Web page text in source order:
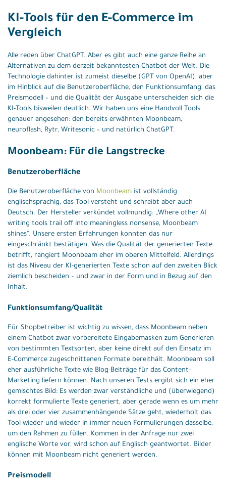
KI-Tools für den E-Commerce im
Vergleich
Alle reden über ChatGPT. Aber es gibt auch eine ganze Reihe an
Alternativen zu dem derzeit bekanntesten Chatbot der Welt. Die
Technologie dahinter ist zumeist dieselbe (GPT von OpenAI), aber
im Hinblick auf die Benutzeroberfläche, den Funktionsumfang, das
Preismodell – und die Qualität der Ausgabe unterscheiden sich die
KI-Tools bisweilen deutlich. Wir haben uns eine Handvoll Tools
genauer angesehen: den bereits erwähnten Moonbeam,
neuroflash, Rytr, Writesonic – und natürlich ChatGPT.
Moonbeam: Für die Langstrecke
Benutzeroberfläche
Die Benutzeroberfläche von Moonbeam ist vollständig
englischsprachig, das Tool versteht und schreibt aber auch
Deutsch. Der Hersteller verkündet vollmundig: „Where other AI
writing tools trail off into meaningless nonsense, Moonbeam
shines“. Unsere ersten Erfahrungen konnten das nur
eingeschränkt bestätigen. Was die Qualität der generierten Texte
betrifft, rangiert Moonbeam eher im oberen Mittelfeld. Allerdings
ist das Niveau der KI-generierten Texte schon auf den zweiten Blick
ziemlich bescheiden – und zwar in der Form und in Bezug auf den
Inhalt.
Funktionsumfang/Qualität
Für Shopbetreiber ist wichtig zu wissen, dass Moonbeam neben
einem Chatbot zwar vorbereitete Eingabemasken zum Generieren
von bestimmten Textsorten, aber keine direkt auf den Einsatz im
E-Commerce zugeschnittenen Formate bereithält. Moonbeam soll
eher ausführliche Texte wie Blog-Beiträge für das Content-
Marketing liefern können. Nach unseren Tests ergibt sich ein eher
gemischtes Bild: Es werden zwar verständliche und (überwiegend)
korrekt formulierte Texte generiert, aber gerade wenn es um mehr
als drei oder vier zusammenhängende Sätze geht, wiederholt das
Tool wieder und wieder in immer neuen Formulierungen dasselbe,
um den Rahmen zu füllen. Kommen in der Anfrage nur zwei
englische Worte vor, wird schon auf Englisch geantwortet. Bilder
können mit Moonbeam nicht generiert werden.
Preismodell